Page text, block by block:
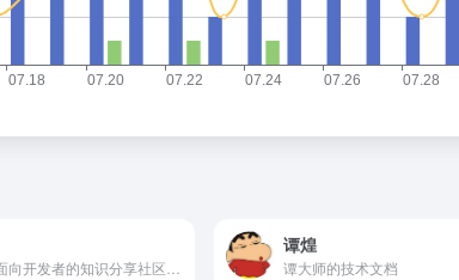
谭煌
谭大师的技术文档